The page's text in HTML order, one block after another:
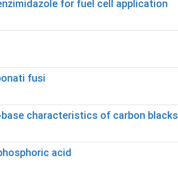
for fuel cell application
fusi
characteristics of carbon blacks
acid